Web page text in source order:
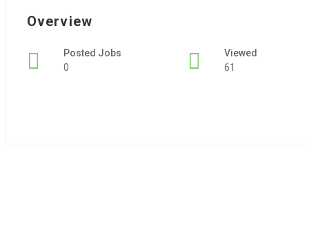
Overview
Posted Jobs
0
Viewed
61